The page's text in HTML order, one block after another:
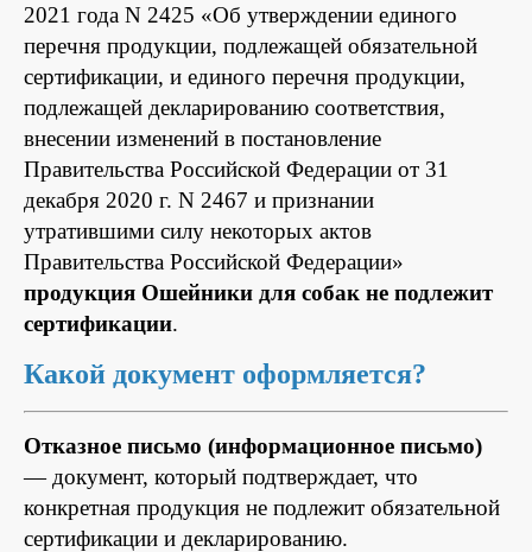
2021 года N 2425 «Об утверждении единого
перечня продукции, подлежащей обязательной
сертификации, и единого перечня продукции,
подлежащей декларированию соответствия,
внесении изменений в постановление
Правительства Российской Федерации от 31
декабря 2020 г. N 2467 и признании
утратившими силу некоторых актов
Правительства Российской Федерации»
продукция Ошейники для собак не подлежит
сертификации.
Какой документ оформляется?
Отказное письмо (информационное письмо)
— документ, который подтверждает, что
конкретная продукция не подлежит обязательной
сертификации и декларированию.